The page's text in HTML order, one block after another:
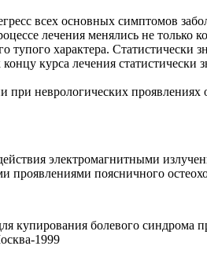
всех основных симптомов
лечения менялись не только
характера. Статистически
курса лечения
неврологических проявлениях
электромагнитными
поясничного
купирования болевого синдрома
1999